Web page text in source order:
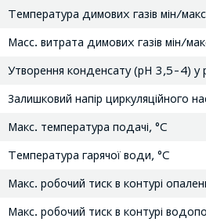
Температура димових газів мін/
Масс. витрата димових газів мін/
Утворення конденсату (pH 3,5-4) у
Залишковий напір циркуляційного
Макс. температура подачі, °С
Температура гарячої води, °С
Макс. робочий тиск в контурі
Макс. робочий тиск в контурі